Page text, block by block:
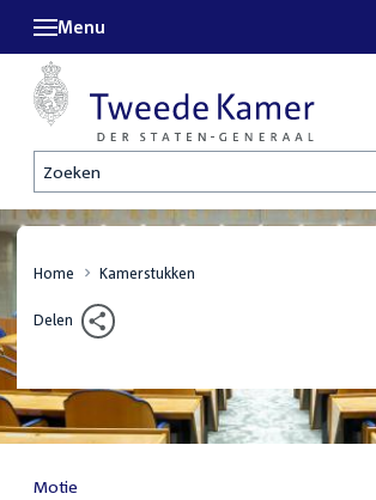
Zoeken
Menu
Home Kamerstukken
Delen
Motie